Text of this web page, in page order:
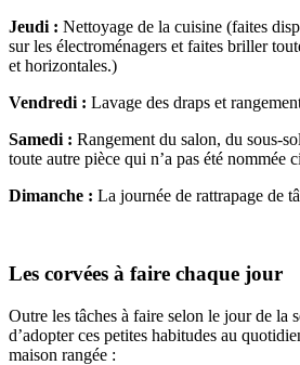
Jeudi : Nettoyage de la cuisine (faites
sur les électroménagers et faites briller
et horizontales.)
Vendredi : Lavage des draps et
Samedi : Rangement du salon, du sous-
toute autre pièce qui n’a pas été nommée
Dimanche : La journée de rattrapage de
Les corvées à faire chaque jour
Outre les tâches à faire selon le jour de la
d’adopter ces petites habitudes au
maison rangée :